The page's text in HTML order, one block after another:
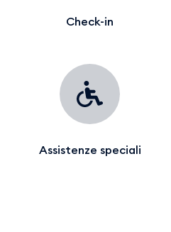
Check-in
Assistenze speciali